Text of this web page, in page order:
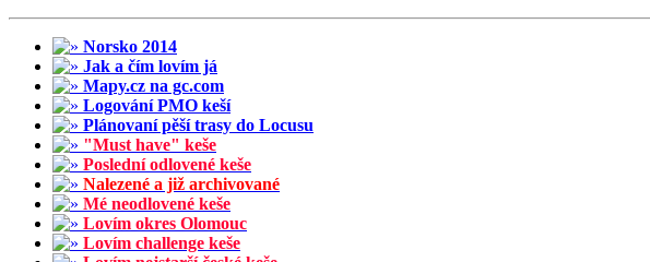
Norsko 2014
Jak a čím lovím já
Mapy.cz na gc.com
Logování PMO keší
Plánovaní pěší trasy do Locusu
"Must have" keše
Poslední odlovené keše
Nalezené a již archivované
Mé neodlovené keše
Lovím okres Olomouc
Lovím challenge keše